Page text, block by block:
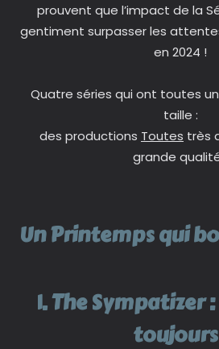
prouvent que l’impact de la
gentiment surpasser les
en 2024 !
Quatre séries qui ont toutes
taille :
des productions Toutes très
grande
Un Printemps qui
1. The Sympatizer